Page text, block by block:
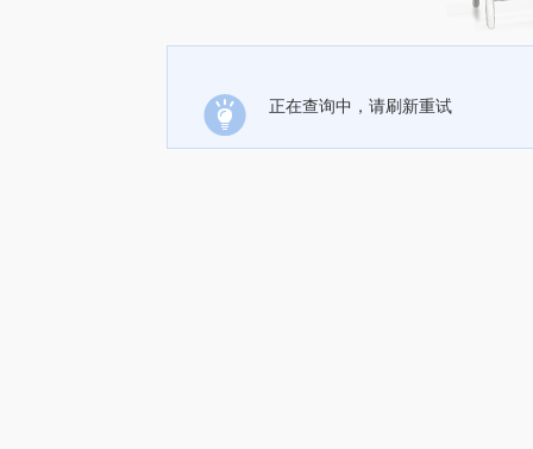
正在查询中，请刷新重试